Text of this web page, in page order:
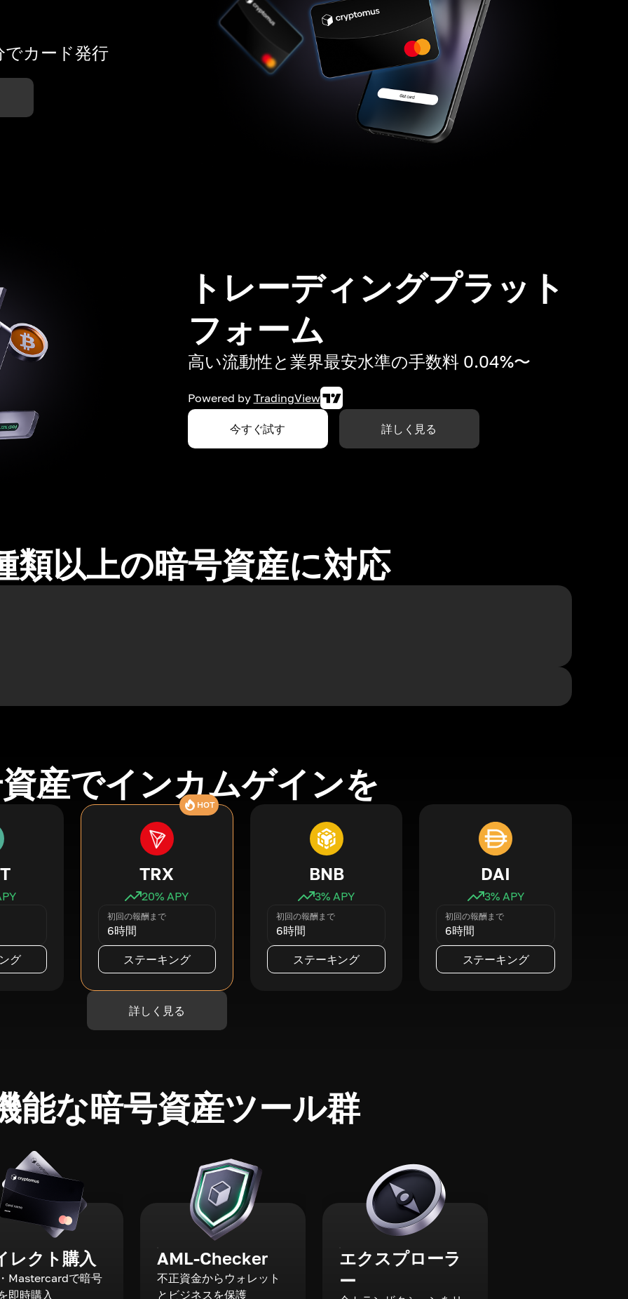
でカード発行
トレーディングプラット
フォーム
高い流動性と業界最安水準の手数料 0.04%〜
Powered by TradingView
今すぐ試す 詳しく見る
類以上の暗号資産に対応
産でインカムゲインを
グ
HOT
TRX
20% APY
初回の報酬まで
6時間
ステーキング
BNB
3% APY
初回の報酬まで
6時間
ステーキング
DAI
3% APY
初回の報酬まで
6時間
ステーキング
詳しく見る
能な暗号資産ツール群
レクト購入
Mastercardで暗号
即時購入
AML-Checker
不正資金からウォレット
とビジネスを保護
エクスプローラ
ー